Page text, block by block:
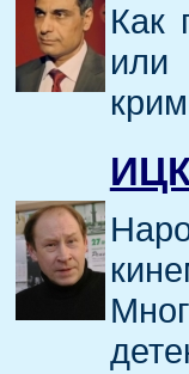
Как
или